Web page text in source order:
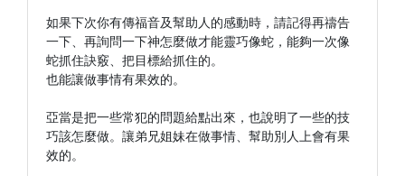
如果下次你有傳福音及幫助人的感動時，請記得再禱告
一下、再詢問一下神怎麼做才能靈巧像蛇，能夠一次像
蛇抓住訣竅、把目標給抓住的。
也能讓做事情有果效的。
亞當是把一些常犯的問題給點出來，也說明了一些的技
巧該怎麼做。讓弟兄姐妹在做事情、幫助別人上會有果
效的。